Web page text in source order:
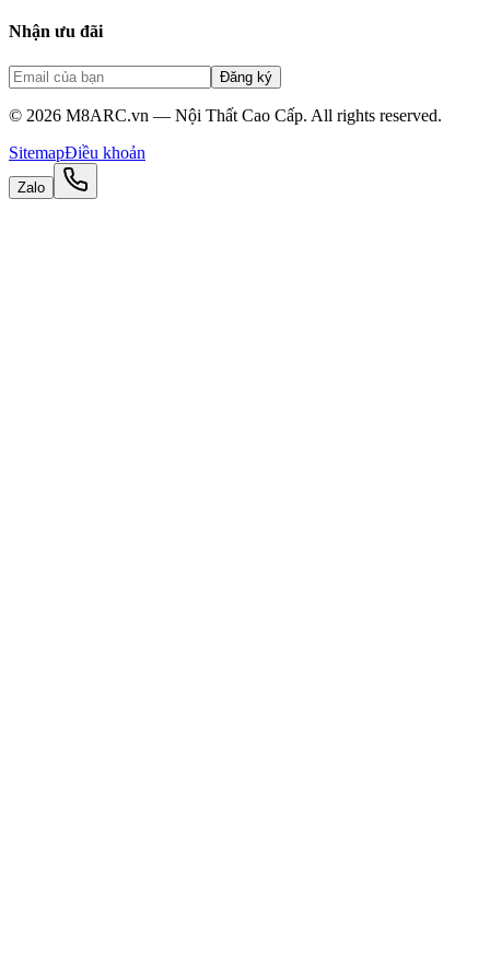
Nhận ưu đãi
Đăng ký
© 2026 M8ARC.vn — Nội Thất Cao Cấp. All rights reserved.
SitemapĐiều khoản
Zalo